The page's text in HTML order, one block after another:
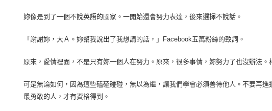
妳像是到了一個不說英語的國家。一開始還會努力表達，後來選擇不說話。
「謝謝妳，大Ａ。妳幫我說出了我想講的話，」Facebook五萬粉絲的致詞。
原來，愛情裡面，不是只有妳一個人在努力。原來，很多事情，妳努力了也沒辦法
可是無論如何，因為這些磕磕碰碰，無以為繼，讓我們學會必須善待他人。不要再
最勇敢的人，才有資格得到。